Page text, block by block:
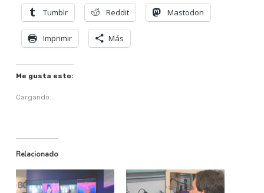
Tumblr Reddit Mastodon
Imprimir Más
Me gusta esto:
Cargando...
Relacionado